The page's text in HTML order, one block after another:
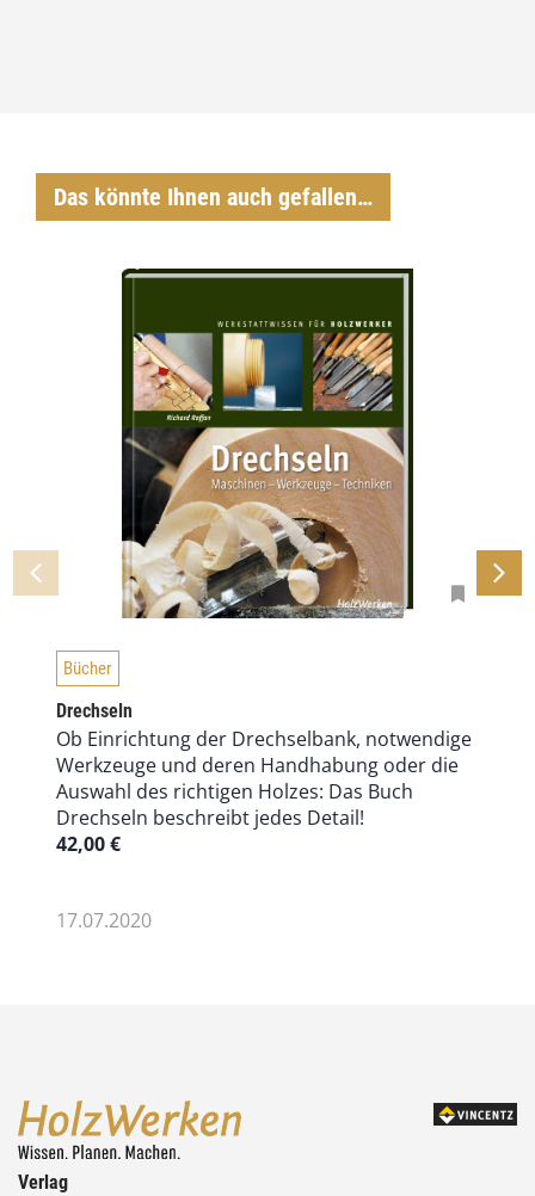
Das könnte Ihnen auch gefallen…
Bücher
Drechseln
Ob Einrichtung der Drechselbank, notwendige
Werkzeuge und deren Handhabung oder die
Auswahl des richtigen Holzes: Das Buch
Drechseln beschreibt jedes Detail!
42,00€
17.07.2020
Verlag